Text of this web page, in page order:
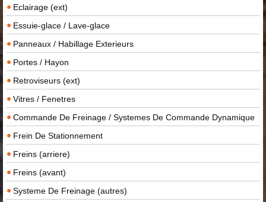
Eclairage (ext)
Essuie-glace / Lave-glace
Panneaux / Habillage Exterieurs
Portes / Hayon
Retroviseurs (ext)
Vitres / Fenetres
Commande De Freinage / Systemes De Commande Dynamique
Frein De Stationnement
Freins (arriere)
Freins (avant)
Systeme De Freinage (autres)